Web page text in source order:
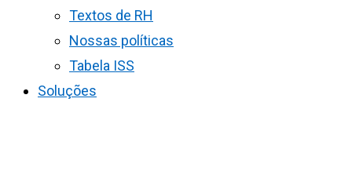
Textos de RH
Nossas políticas
Tabela ISS
Soluções